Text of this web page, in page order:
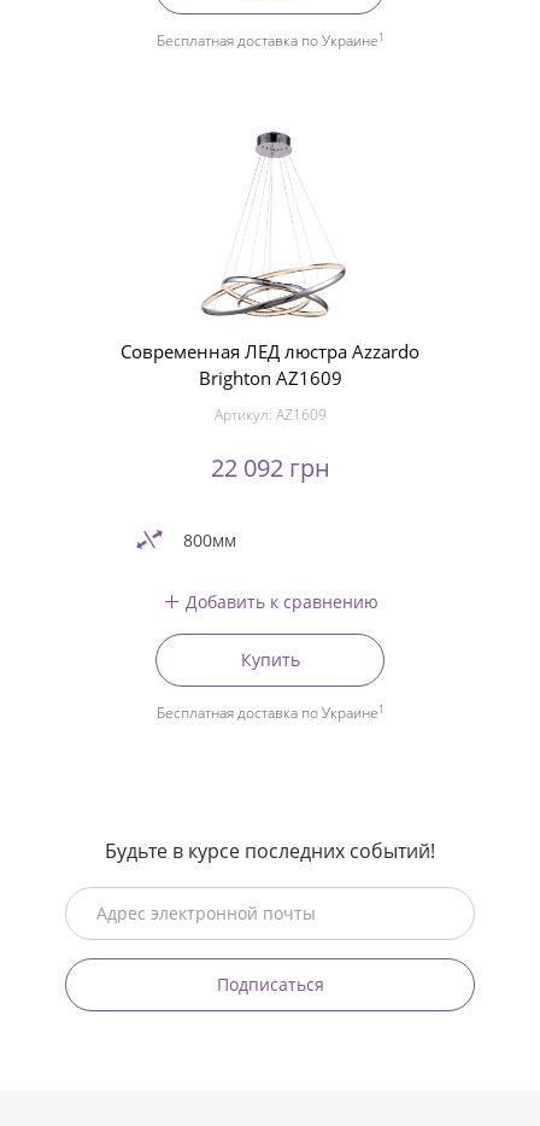
Бесплатная доставка по Украине1
Современная ЛЕД люстра Azzardo
Brighton AZ1609
Артикул: AZ1609
22 092 грн
800мм
Добавить к сравнению
Купить
Бесплатная доставка по Украине1
Будьте в курсе последних событий!
Подписаться